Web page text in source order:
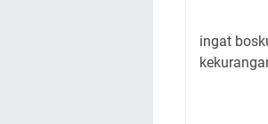
ingat